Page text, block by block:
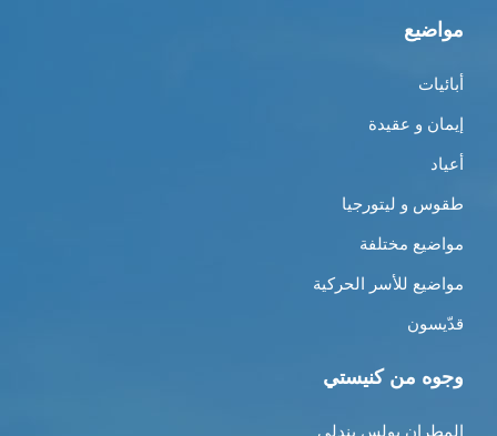
مواضيع
أبائيات
إيمان و عقيدة
أعياد
طقوس و ليتورجيا
مواضيع مختلفة
مواضيع للأسر الحركية
قدّيسون
وجوه من كنيستي
المطران بولس بندلي